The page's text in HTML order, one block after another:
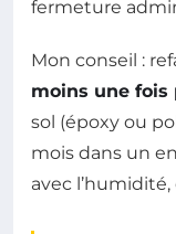
fermeture
Mon conseil :
moins une fois
sol (époxy ou
mois dans un
avec